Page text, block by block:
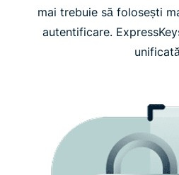
mai trebuie să folosești
autentificare.